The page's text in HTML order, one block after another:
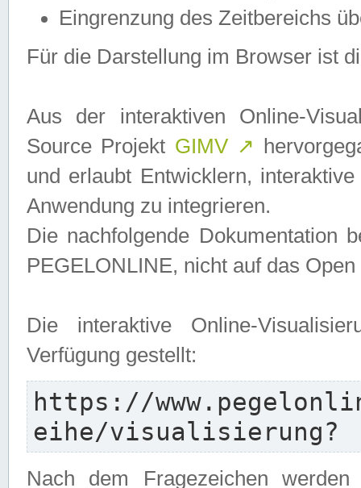
Eingrenzung des Zeitbereichs
Für die Darstellung im Browser ist
Aus der interaktiven Online-
Source Projekt GIMV ↗
und erlaubt Entwicklern,
Anwendung zu integrieren.
Die nachfolgende Dokumentation
PEGELONLINE, nicht auf das
Die interaktive Online-
Verfügung gestellt:
https://
eihe/visualisierung?
Nach dem Fragezeichen